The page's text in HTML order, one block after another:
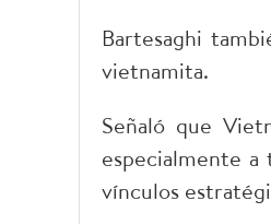
Bartesaghi
vietnamita.
Señaló que
especialmente
vínculos